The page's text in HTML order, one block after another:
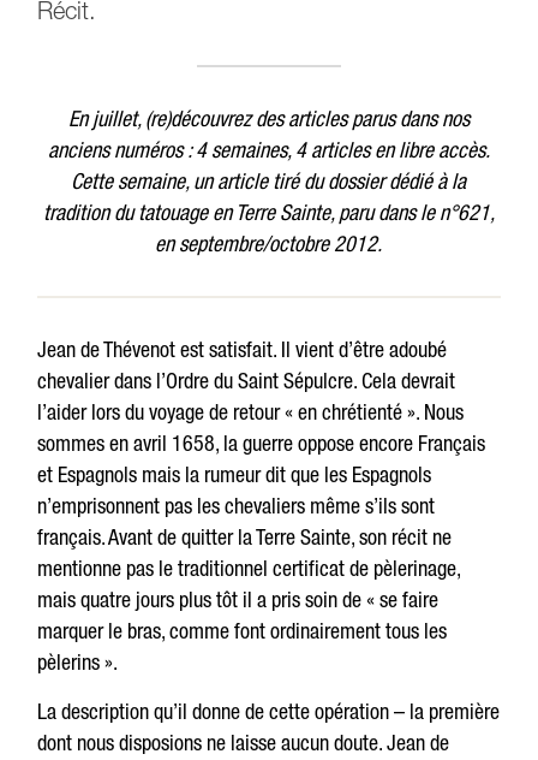
Récit.
En juillet, (re)découvrez des articles parus dans nos
anciens numéros : 4 semaines, 4 articles en libre accès.
Cette semaine, un article tiré du dossier dédié à la
tradition du tatouage en Terre Sainte, paru dans le n°621,
en septembre/octobre 2012.
Jean de Thévenot est satisfait. Il vient d’être adoubé
chevalier dans l’Ordre du Saint Sépulcre. Cela devrait
l’aider lors du voyage de retour « en chrétienté ». Nous
sommes en avril 1658, la guerre oppose encore Français
et Espagnols mais la rumeur dit que les Espagnols
n’emprisonnent pas les chevaliers même s’ils sont
français. Avant de quitter la Terre Sainte, son récit ne
mentionne pas le traditionnel certificat de pèlerinage,
mais quatre jours plus tôt il a pris soin de « se faire
marquer le bras, comme font ordinairement tous les
pèlerins ».
La description qu’il donne de cette opération – la première
dont nous disposions ne laisse aucun doute. Jean de